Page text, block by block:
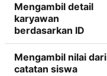
Mengambil detail
karyawan
berdasarkan ID
Mengambil nilai dari
catatan siswa